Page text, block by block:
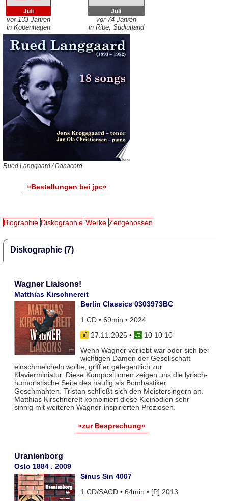
Juli
vor 133 Jahren
in Kopenhagen
Juli
vor 74 Jahren
in Ribe, Südjütland
Rued Langgaard / Danacord
»Bestellungen bei jpc«
Biographie Diskographie Werke Zeitgenossen
Diskographie (7)
Wagner Liaisons!
Matthias Kirschnereit
Berlin Classics 0303973BC
1 CD • 69min • 2024
27.11.2025•
10 10 10
Wenn Wagner verliebt war oder sich bei
wichtigen Damen der Gesellschaft
einschmeicheln wollte, griff er gelegentlich zur
Klavierminiatur. Diese Kompositionen zeigen uns die lyrisch-
humoristische Seite des häufig als Bombastiker
Geschmähten. Tristan schließt sich den Meistersingern an.
Matthias KirschnereIt kombiniert diese Kleinodien sehr
sinnig mit weiteren Wagner-inspirierten Preziosen.
»zur Besprechung«
Uranienborg
Oslo 1884 . 2009
Sinus Sin 4007
1 CD/SACD • 64min • [P] 2013